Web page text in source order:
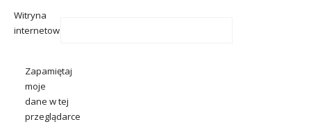
Witryna
internetowa
Zapamiętaj
moje
dane w tej
przeglądarce